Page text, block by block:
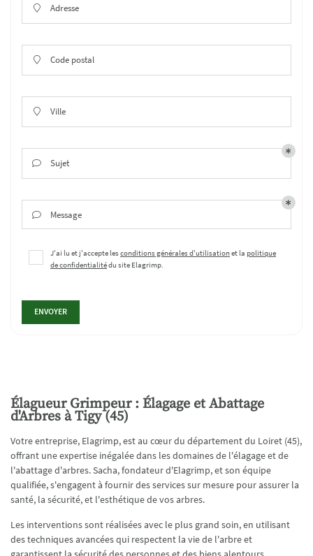
 Adresse
 Code postal
 Ville
 Sujet
 Message
J'ai lu et j'accepte lesconditions générales d'utilisationet la politique
de confidentialitédu site Elagrimp.
ENVOYER
Élagueur Grimpeur : Élagage et Abattage
d'Arbres à Tigy (45)
Votre entreprise, Elagrimp, est au cœur du département du Loiret (45),
offrant une expertise inégalée dans les domaines de l'élagage et de
l'abattage d'arbres. Sacha, fondateur d'Elagrimp, et son équipe
qualifiée, s'engagent à fournir des services sur mesure pour assurer la
santé, la sécurité, et l'esthétique de vos arbres.
Les interventions sont réalisées avec le plus grand soin, en utilisant
des techniques avancées qui respectent la vie de l'arbre et